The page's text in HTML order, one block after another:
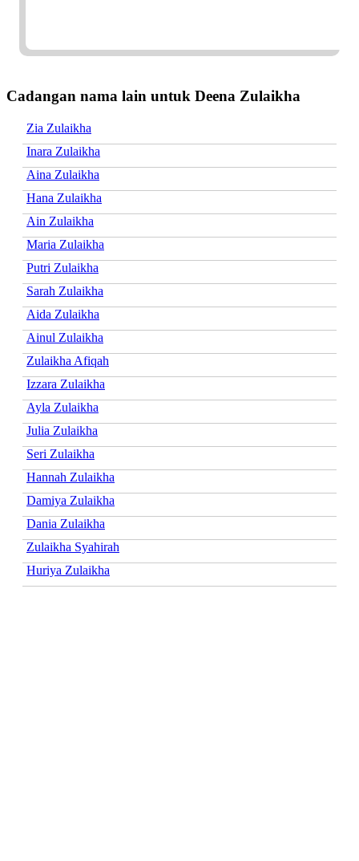
Cadangan nama lain untuk Deena Zulaikha
Zia Zulaikha
Inara Zulaikha
Aina Zulaikha
Hana Zulaikha
Ain Zulaikha
Maria Zulaikha
Putri Zulaikha
Sarah Zulaikha
Aida Zulaikha
Ainul Zulaikha
Zulaikha Afiqah
Izzara Zulaikha
Ayla Zulaikha
Julia Zulaikha
Seri Zulaikha
Hannah Zulaikha
Damiya Zulaikha
Dania Zulaikha
Zulaikha Syahirah
Huriya Zulaikha